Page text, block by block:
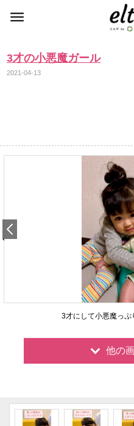
3才の小悪魔ガール
2021-04-13
3才にして小悪魔っ
他の